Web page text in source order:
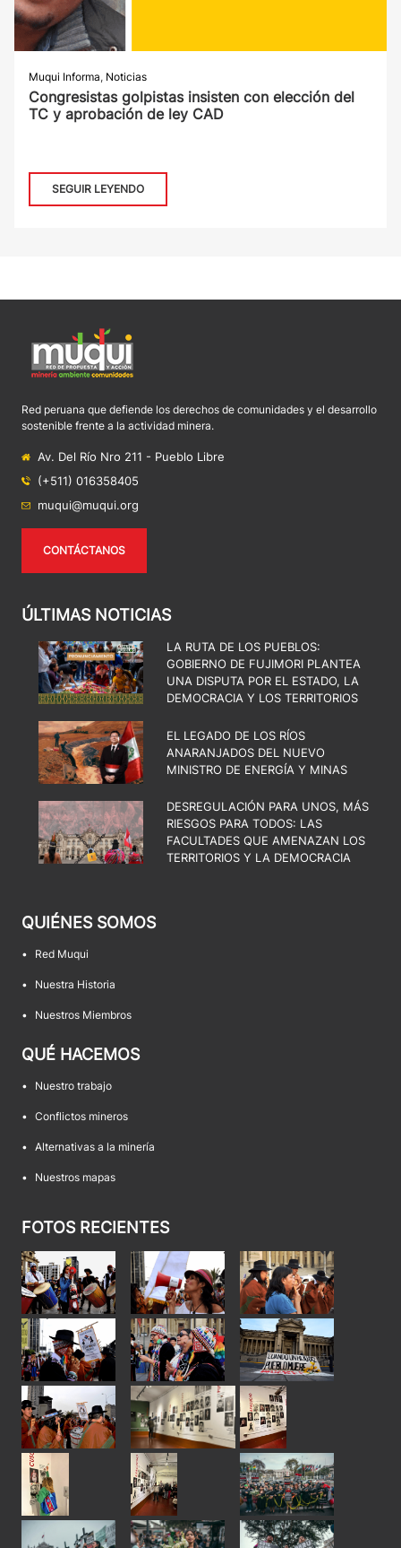
Muqui Informa, Noticias
Congresistas golpistas insisten con elección del
TC y aprobación de ley CAD
SEGUIR LEYENDO
Red peruana que defiende los derechos de comunidades y el desarrollo
sostenible frente a la actividad minera.
Av. Del Río Nro 211 - Pueblo Libre
(+511) 016358405
muqui@muqui.org
CONTÁCTANOS
ÚLTIMAS NOTICIAS
LA RUTA DE LOS PUEBLOS:
GOBIERNO DE FUJIMORI PLANTEA
UNA DISPUTA POR EL ESTADO, LA
DEMOCRACIA Y LOS TERRITORIOS
EL LEGADO DE LOS RÍOS
ANARANJADOS DEL NUEVO
MINISTRO DE ENERGÍA Y MINAS
DESREGULACIÓN PARA UNOS, MÁS
RIESGOS PARA TODOS: LAS
FACULTADES QUE AMENAZAN LOS
TERRITORIOS Y LA DEMOCRACIA
QUIÉNES SOMOS
• Red Muqui
• Nuestra Historia
• Nuestros Miembros
QUÉ HACEMOS
• Nuestro trabajo
• Conflictos mineros
• Alternativas a la minería
• Nuestros mapas
FOTOS RECIENTES